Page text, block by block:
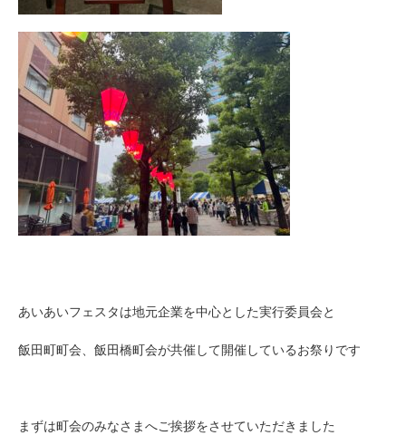
あいあいフェスタは地元企業を中心とした実行委員会と
飯田町町会、飯田橋町会が共催して開催しているお祭りです
まずは町会のみなさまへご挨拶をさせていただきました